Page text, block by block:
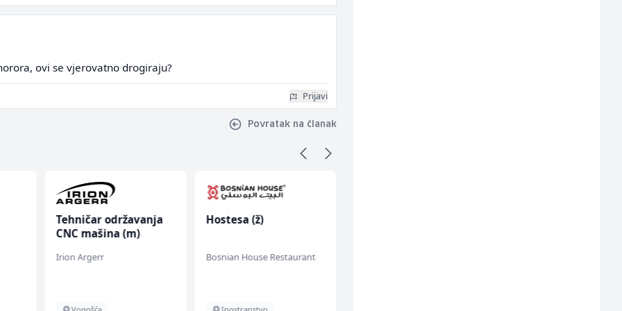
ovi se vjerovatno drogiraju?
Prijavi
Povratak na članak
Tehničar održavanja
CNC mašina (m)
Irion Argerr
Hostesa (ž)
Bosnian House Restaurant